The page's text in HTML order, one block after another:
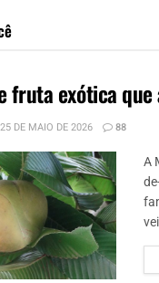
fruta exótica
DE MAIO DE 2026 88
A